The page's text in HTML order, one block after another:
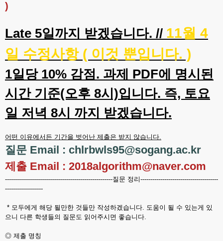
)
Late 5일까지 받겠습니다. // 11월 4
일 수정사항 ( 이것 뿐입니다. )
1일당 10% 감점. 과제 PDF에 명시된
시간 기준(오후 8시)입니다. 즉, 토요
일 저녁 8시 까지 받겠습니다.
어떤 이유에서든 기간을 벗어난 제출은 받지 않습니다.
질문 Email : chlrbwls95@sogang.ac.kr
제출 Email : 2018algorithm@naver.com
------------------------------------------------------질문 정리---------------------------------------
-------------------
* 모두에게 해당 될만한 것들만 작성하겠습니다. 도움이 될 수 있는게 있
으니 다른 학생들의 질문도 읽어주시면 좋습니다.
◎ 제출 명칭